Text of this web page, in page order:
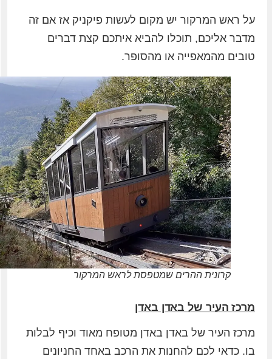
על ראש המרקור יש מקום לעשות פיקניק אז אם זה
מדבר אליכם, תוכלו להביא איתכם קצת דברים
טובים מהמאפייה או מהסופר.
קרונית ההרים שמטפסת לראש המרקור
מרכז העיר של באדן באדן
מרכז העיר של באדן באדן מטופח מאוד וכיף לבלות
בו. כדאי לכם להחנות את הרכב באחד החניונים